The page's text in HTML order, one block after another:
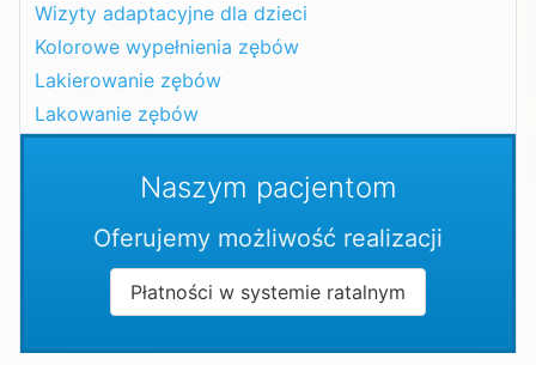
Wizyty adaptacyjne dla dzieci
Kolorowe wypełnienia zębów
Lakierowanie zębów
Lakowanie zębów
Naszym pacjentom
Oferujemy możliwość realizacji
Płatności w systemie ratalnym